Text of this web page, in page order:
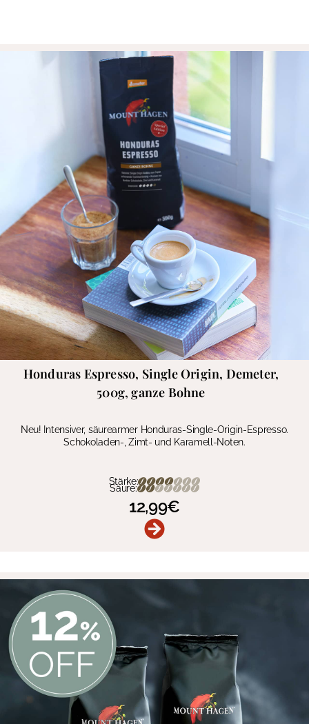
Honduras Espresso, Single Origin, Demeter,
500g, ganze Bohne
Neu! Intensiver, säurearmer Honduras-Single-Origin-Espresso.
Schokoladen-, Zimt- und Karamell-Noten.
Stärke:
Säure:
12,99€